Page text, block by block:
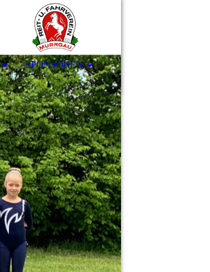
SPONSOREN